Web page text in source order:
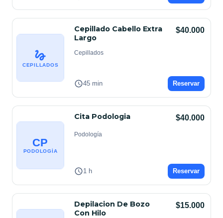
CEPILLADOS
Cepillado Cabello Extra
Largo
$40.000
Cepillados
45 min Reservar
CP
PODOLOGÍA
Cita Podologia $40.000
Podología
1 h Reservar
Depilacion De Bozo
Con Hilo
$15.000